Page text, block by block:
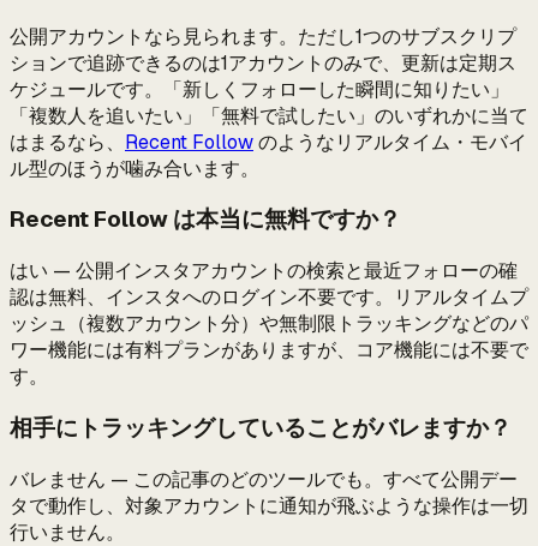
公開アカウントなら見られます。ただし1つのサブスクリプ
ションで追跡できるのは1アカウントのみで、更新は定期ス
ケジュールです。「新しくフォローした瞬間に知りたい」
「複数人を追いたい」「無料で試したい」のいずれかに当て
はまるなら、 Recent Followのようなリアルタイム・モバイ
ル型のほうが噛み合います。
Recent Follow は本当に無料ですか？
はい — 公開インスタアカウントの検索と最近フォローの確
認は無料、インスタへのログイン不要です。リアルタイムプ
ッシュ（複数アカウント分）や無制限トラッキングなどのパ
ワー機能には有料プランがありますが、コア機能には不要で
す。
相手にトラッキングしていることがバレますか？
バレません — この記事のどのツールでも。すべて公開デー
タで動作し、対象アカウントに通知が飛ぶような操作は一切
行いません。